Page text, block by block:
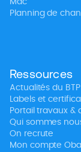
Mac
Planning de
Ressources
Actualités du BTP
Labels et
Portail travaux &
Qui sommes
On recrute
Mon compte